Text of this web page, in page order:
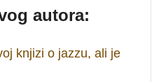
autora:
knjizi o jazzu, ali je